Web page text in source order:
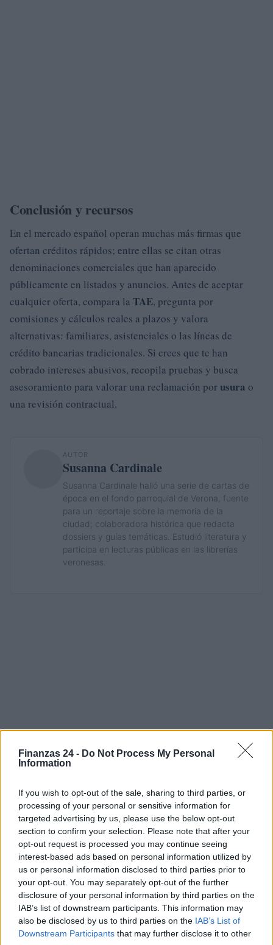
Finanzas 24 - Do Not Process My Personal
Information
If you wish to opt-out of the sale, sharing to third parties, or
processing of your personal or sensitive information for
targeted advertising by us, please use the below opt-out
section to confirm your selection. Please note that after your
opt-out request is processed you may continue seeing
interest-based ads based on personal information utilized by
us or personal information disclosed to third parties prior to
your opt-out. You may separately opt-out of the further
disclosure of your personal information by third parties on the
IAB’s list of downstream participants. This information may
also be disclosed by us to third parties on the IAB’s List of
Downstream Participants that may further disclose it to other
Conclusión y recursos
En el mercado español operan muchas más firmas que
ofertan créditos rápidos; entre ellas se citan otras
denominaciones comerciales que han aparecido
públicamente en listados y anuncios. Antes de aceptar
cualquier oferta, compara la TAE, pregunta por
comisiones y cálculos reales a plazos y valora
alternativas: familiares, asistenciales o las líneas de
crédito bancarias tradicionales. Si crees que te han
cobrado intereses abusivos, recopila pruebas y busca
asesoramiento para valorar una reclamación porusura o
una revisión contractual.
AUTOR
Susanna Cardinale
Susanna Cardinale halló una serie de cartas de
época en el fondo parroquial de Verona, fuente
para un reportaje sobre la memoria de la
ciudad; colaboradora histórica que redacta
dossiers y guías temáticas. Estudió literatura y
participa en lecturas públicas en las librerías
veronesas.
Sigue leyendo
FINANCIACIÓN